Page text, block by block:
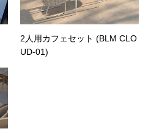
2人用カフェセット (BLM CLO
UD-01)